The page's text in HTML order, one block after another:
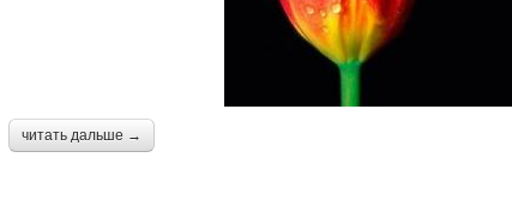
читать дальше →